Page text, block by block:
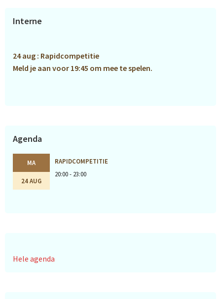
Primaire
Interne
24 aug : Rapidcompetitie
Meld je aan voor 19:45 om mee te spelen.
Agenda
MA
24 AUG
RAPIDCOMPETITIE
20:00 - 23:00
Hele agenda